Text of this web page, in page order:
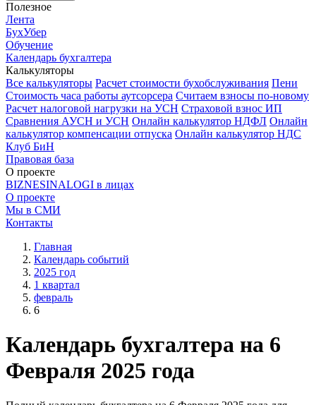
Полезное
Лента
БухУбер
Обучение
Календарь бухгалтера
Калькуляторы
Все калькуляторы Расчет стоимости бухобслуживания Пени
Стоимость часа работы аутсорсера Считаем взносы по-новому
Расчет налоговой нагрузки на УСН Страховой взнос ИП
Сравнения АУСН и УСН Онлайн калькулятор НДФЛ Онлайн
калькулятор компенсации отпуска Онлайн калькулятор НДС
Клуб БиН
Правовая база
О проекте
BIZNESINALOGI в лицах
О проекте
Мы в СМИ
Контакты
Главная
Календарь событий
2025 год
1 квартал
февраль
6
Календарь бухгалтера на 6
Февраля 2025 года